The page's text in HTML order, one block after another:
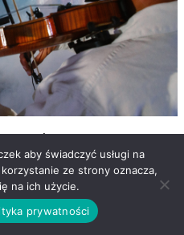
aby świadczyć usługi na
ze strony oznacza,
na ich użycie.
prywatności